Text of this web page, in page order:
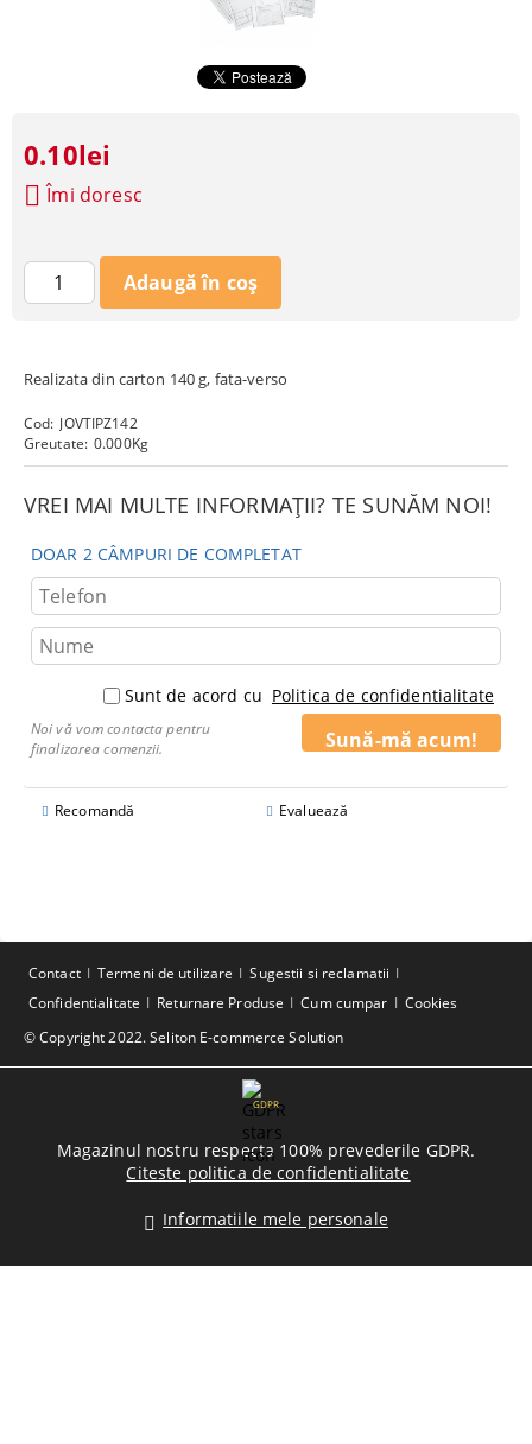
Realizata din carton 140 g, fata-verso
Cod: JOVTIPZ142
Greutate: 0.000Kg
VREI MAI MULTE INFORMAȚII? TE SUNĂM NOI!
DOAR 2 CÂMPURI DE COMPLETAT
Sunt de acord cu Politica de confidentialitate
Noi vă vom contacta pentru
finalizarea comenzii.
Recomandă Evaluează
0.10lei
Îmi doresc
© Copyright 2022. Seliton E-commerce Solution
Contact Termeni de utilizare
Sugestii si reclamatii
Confidentialitate
Returnare Produse Cum cumpar Cookies
GDPR
Magazinul nostru respecta 100% prevederile GDPR.
Citeste politica de confidentialitate
Informatiile mele personale